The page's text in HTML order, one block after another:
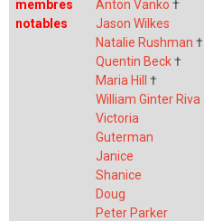
membres
notables
Anton Vanko †
Jason Wilkes
Natalie Rushman †
Quentin Beck†
Maria Hill
†
William Ginter Riva
Victoria
Guterman
Janice
Shanice
Doug
Peter Parker